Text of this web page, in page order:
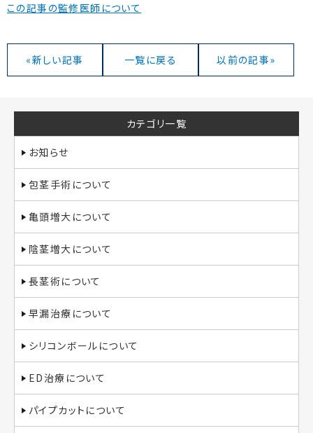
この記事の監修医師について
«新しい記事 一覧に戻る 以前の記事»
カテゴリ一覧
お知らせ
包茎手術について
亀頭増大について
陰茎増大について
長茎術について
早漏治療について
シリコンボールについて
ED治療について
パイプカットについて